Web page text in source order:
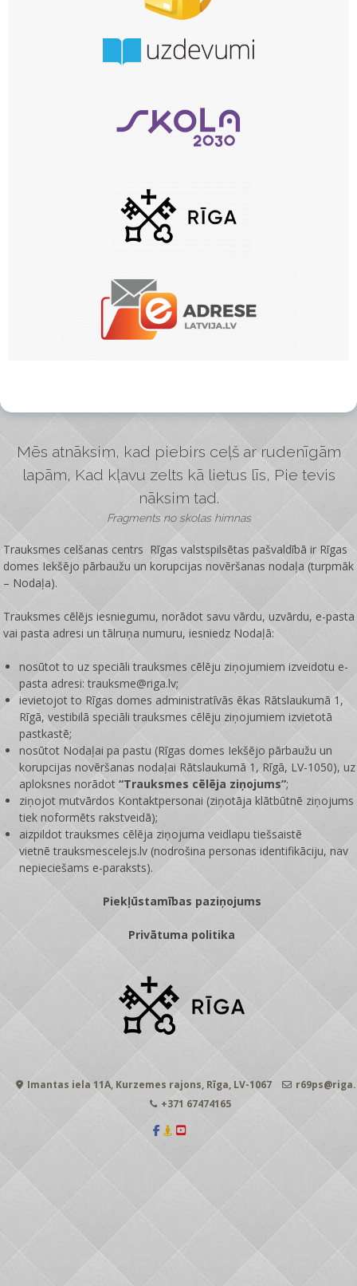
Mēs atnāksim, kad piebirs ceļš ar rudenīgām
lapām, Kad kļavu zelts kā lietus līs, Pie tevis
nāksim tad.
Fragments no skolas himnas
Trauksmes celšanas centrs Rīgas valstspilsētas pašvaldībā ir Rīgas
domes Iekšējo pārbaužu un korupcijas novēršanas nodaļa (turpmāk
– Nodaļa).
Trauksmes cēlējs iesniegumu, norādot savu vārdu, uzvārdu, e-pasta
vai pasta adresi un tālruņa numuru, iesniedz Nodaļā:
nosūtot to uz speciāli trauksmes cēlēju ziņojumiem izveidotu e-
pasta adresi: trauksme@riga.lv;
ievietojot to Rīgas domes administratīvās ēkas Rātslaukumā 1,
Rīgā, vestibilā speciāli trauksmes cēlēju ziņojumiem izvietotā
pastkastē;
nosūtot Nodaļai pa pastu (Rīgas domes Iekšējo pārbaužu un
korupcijas novēršanas nodaļai Rātslaukumā 1, Rīgā, LV-1050), uz
aploksnes norādot“Trauksmes cēlēja ziņojums”;
ziņojot mutvārdos Kontaktpersonai (ziņotāja klātbūtnē ziņojums
tiek noformēts rakstveidā);
aizpildot trauksmes cēlēja ziņojuma veidlapu tiešsaistē
vietnētrauksmescelejs.lv (nodrošina personas identifikāciju, nav
nepieciešams e-paraksts).
Piekļūstamības paziņojums
Privātuma politika
Imantas iela 11A, Kurzemes rajons, Rīga, LV-1067
+371 67474165